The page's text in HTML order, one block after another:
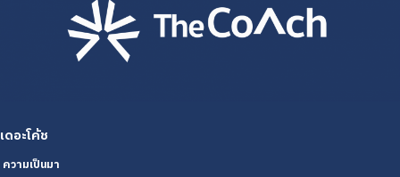
เดอะโค้ช
ความเป็นมา